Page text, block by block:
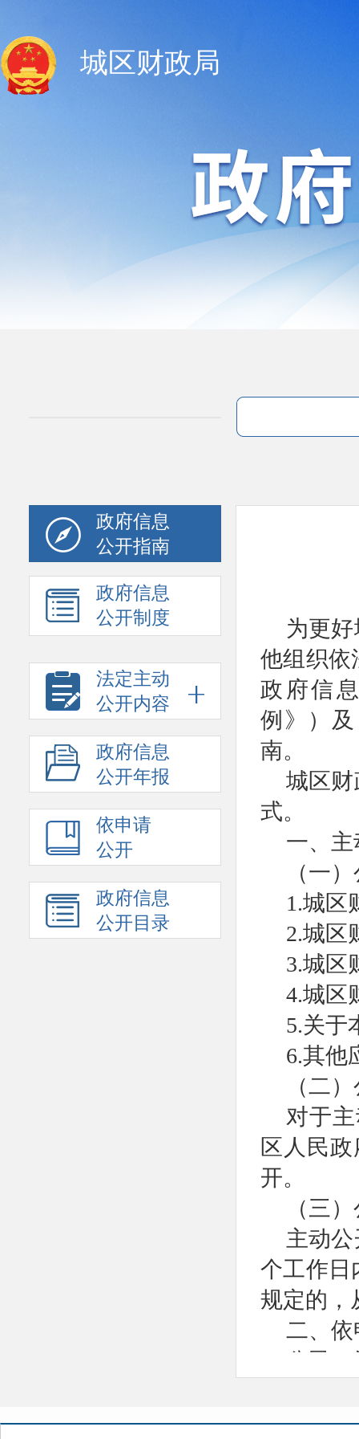
城区财政局
政府信息
公开指南
政府信息
公开制度
法定主动
公开内容
政府信息
公开年报
依申请
公开
政府信息
公开目录
为更
他组织依
政府信
例》）
南。
城区
式。
一、
（一
1.城区
2.城区
3.城区
4.城区
5.关于
6.其他
（二
对于
区人民
开。
（三
主动
个工作日
规定的，
二、
公民
（一